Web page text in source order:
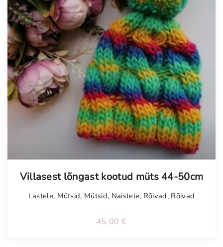
Villasest lõngast kootud müts 44-50cm
Lastele, Mütsid, Mütsid, Naistele, Rõivad, Rõivad
45,00 €